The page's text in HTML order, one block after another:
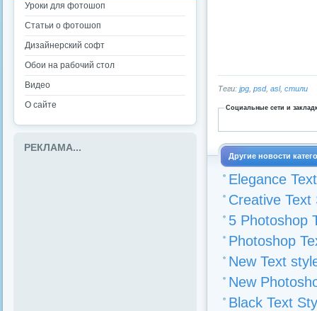
Теги: jpg psd, asl, стили
Социальные сети и
Другие новости
Elegance
Creative
5 Photoshop
Photoshop
New Text
New
Black Text
Уроки для фотошоп
Статьи о фотошоп
Дизайнерский софт
Обои на рабочий стол
Видео
О сайте
РЕКЛАМА...